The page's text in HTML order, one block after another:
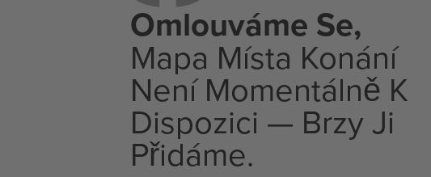
Omlouváme Se,
Mapa Místa Konání
Není Momentálně K
Dispozici — Brzy Ji
Přidáme.